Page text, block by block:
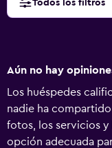
Todos los filtros
Aún no hay
Los huéspedes
nadie ha
fotos, los servicios y
opción adecuada